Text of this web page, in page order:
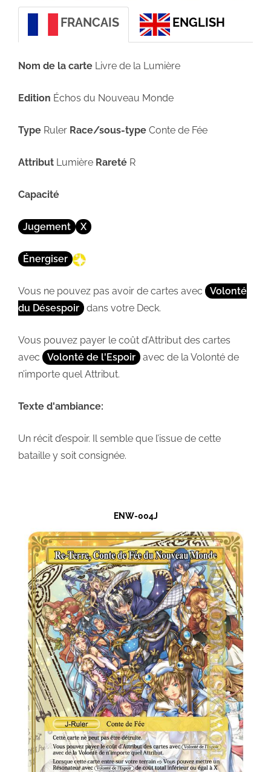
FRANCAIS ENGLISH
Nom de la carte Livre de la Lumière
Edition Échos du Nouveau Monde
Type Ruler Race/sous-type Conte de Fée
Attribut Lumière Rareté R
Capacité
Jugement X
Énergiser
Vous ne pouvez pas avoir de cartes avec
Volonté
du Désespoir
dans votre Deck.
Vous pouvez payer le coût d’Attribut des cartes
avec
Volonté de l'Espoir
avec de la Volonté de
n’importe quel Attribut.
Texte d'ambiance:
Un récit d’espoir. Il semble que l’issue de cette
bataille y soit consignée.
ENW-004J